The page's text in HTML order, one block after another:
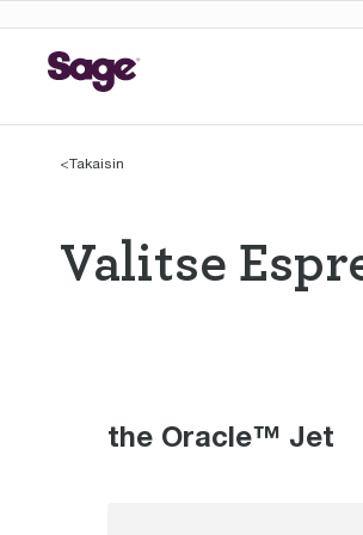
<Takaisin
Valitse
Valitse
the Oracle™ Jet